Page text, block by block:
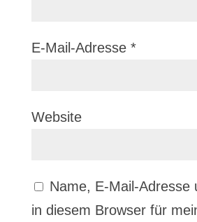
E-Mail-Adresse *
Website
Name, E-Mail-Adresse
in diesem Browser für